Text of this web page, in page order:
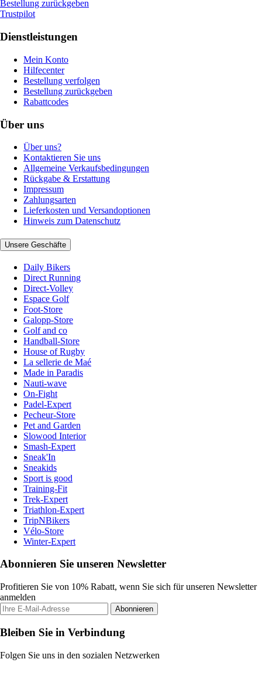
Bestellung zurückgeben
Trustpilot
Dienstleistungen
Mein Konto
Hilfecenter
Bestellung verfolgen
Bestellung zurückgeben
Rabattcodes
Über uns
Über uns?
Kontaktieren Sie uns
Allgemeine Verkaufsbedingungen
Rückgabe & Erstattung
Impressum
Zahlungsarten
Lieferkosten und Versandoptionen
Hinweis zum Datenschutz
Unsere Geschäfte
Daily Bikers
Direct Running
Direct-Volley
Espace Golf
Foot-Store
Galopp-Store
Golf and co
Handball-Store
House of Rugby
La sellerie de Maé
Made in Paradis
Nauti-wave
On-Fight
Padel-Expert
Pecheur-Store
Pet and Garden
Slowood Interior
Smash-Expert
Sneak'In
Sneakids
Sport is good
Training-Fit
Trek-Expert
Triathlon-Expert
TripNBikers
Vélo-Store
Winter-Expert
Abonnieren Sie unseren Newsletter
Profitieren Sie von 10% Rabatt, wenn Sie sich für unseren Newsletter
anmelden
Abonnieren
Bleiben Sie in Verbindung
Folgen Sie uns in den sozialen Netzwerken